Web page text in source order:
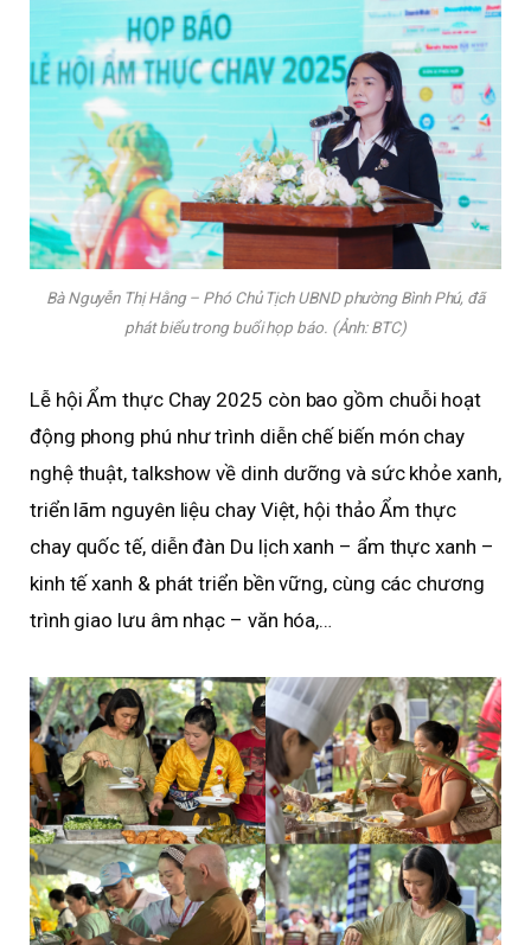
Bà Nguyễn Thị Hằng – Phó Chủ Tịch UBND phường Bình Phú, đã
phát biểu trong buổi họp báo. (Ảnh: BTC)
Lễ hội Ẩm thực Chay 2025 còn bao gồm chuỗi hoạt
động phong phú như trình diễn chế biến món chay
nghệ thuật, talkshow về dinh dưỡng và sức khỏe xanh,
triển lãm nguyên liệu chay Việt, hội thảo Ẩm thực
chay quốc tế, diễn đàn Du lịch xanh – ẩm thực xanh –
kinh tế xanh & phát triển bền vững, cùng các chương
trình giao lưu âm nhạc – văn hóa,…